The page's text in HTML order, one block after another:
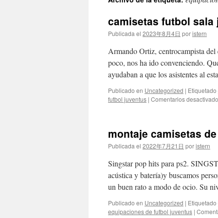
contenido
camisetas futbol sala
Publicada el 2023年8月4日 poristern
Armando Ortiz, centrocampista
poco, nos ha ido convenciendo.
ayudaban a que los asistentes al
Publicado en Uncategorized | Etiquetado
futbol juventus | Comentarios
montaje camisetas
Publicada el 2022年7月21日 poristern
Singstar pop hits para ps2.
acústica y batería)y buscamos
un buen rato a modo de ocio. Su
Publicado en Uncategorized | Etiquetado
equipaciones de futbol juventus |